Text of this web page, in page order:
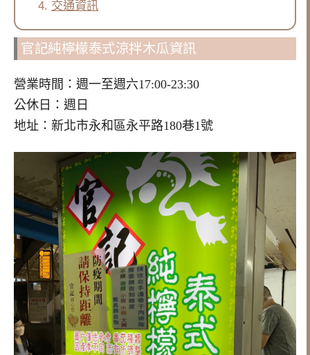
交通資訊
官記純檸檬泰式涼拌木瓜資訊
營業時間：週一至週六17:00-23:30
公休日：週日
地址：新北市永和區永平路180巷1號